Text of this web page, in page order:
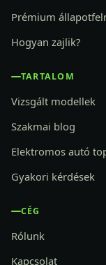
Prémium
Hogyan zajlik?
TARTALOM
Vizsgált modellek
Szakmai blog
Elektromos autó
Gyakori kérdések
CÉG
Rólunk
Kapcsolat